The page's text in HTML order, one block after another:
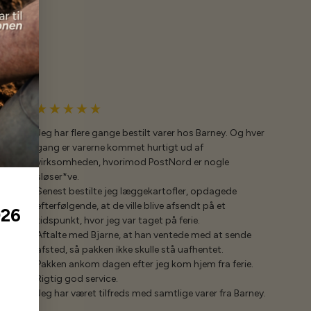
Jeg har flere gange bestilt varer hos Barney. Og hver
gang er varerne kommet hurtigt ud af
virksomheden, hvorimod PostNord er nogle
sløser*ve.
Senest bestilte jeg læggekartofler, opdagede
efterfølgende, at de ville blive afsendt på et
tidspunkt, hvor jeg var taget på ferie.
Aftalte med Bjarne, at han ventede med at sende
afsted, så pakken ikke skulle stå uafhentet.
Pakken ankom dagen efter jeg kom hjem fra ferie.
Rigtig god service.
Jeg har været tilfreds med samtlige varer fra Barney.